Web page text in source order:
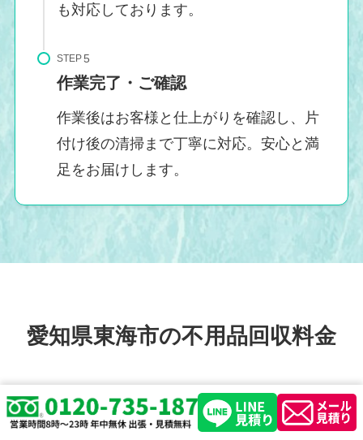
も対応しております。
STEP
作業完了・ご確認
作業後はお客様と仕上がりを確認し、片
付け後の清掃まで丁寧に対応。安心と満
足をお届けします。
愛知県東海市の不用品回収料金
明朗会計・追加料金なしで安心！名古屋・